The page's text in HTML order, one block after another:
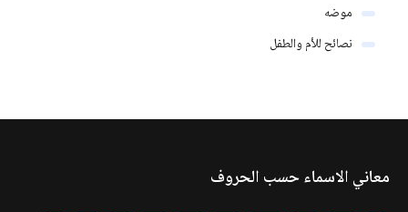
موضه
نصائح للأم والطفل
معاني الاسماء حسب الحروف